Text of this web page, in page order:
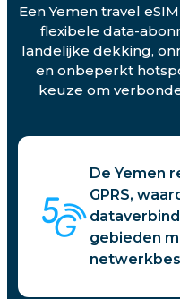
Een Yemen travel
flexibele data-
landelijke dekking,
en onbeperkt
keuze om
De Yemen
GPRS,
gebieden